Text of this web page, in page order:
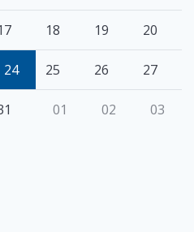
18 19 20
24 25 26 27
01 02 03